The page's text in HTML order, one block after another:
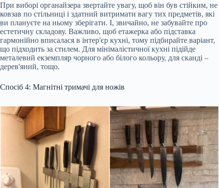
При виборі органайзера звертайте увагу, щоб він був стійким, не
ковзав по стільниці і здатний витримати вагу тих предметів, які
ви плануєте на ньому зберігати. І, звичайно, не забувайте про
естетичну складову. Важливо, щоб етажерка або підставка
гармонійно вписалася в інтер'єр кухні, тому підбирайте варіант,
що підходить за стилем. Для мінімалістичної кухні підійде
металевий екземпляр чорного або білого кольору, для сканді –
дерев'яний, тощо.
Спосіб 4: Магнітні тримачі для ножів